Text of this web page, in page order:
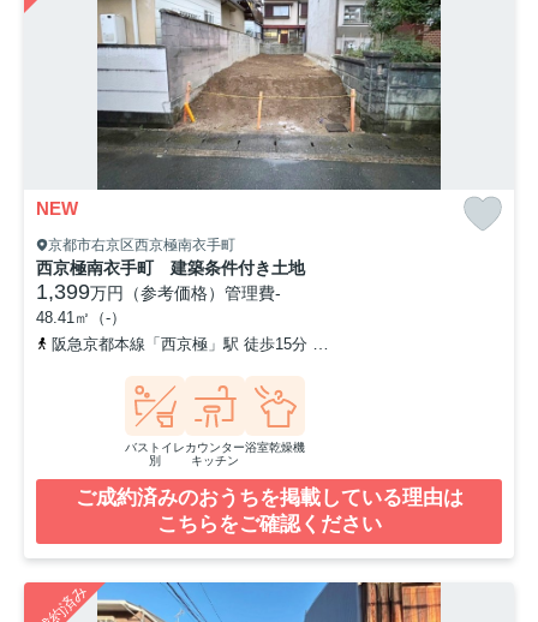
NEW
京都市右京区西京極南衣手町
西京極南衣手町 建築条件付き土地
1,399万円（参考価格） 管理費-
48.41㎡（-）
阪急京都本線「西京極」駅 徒歩15分
バストイレ
別
カウンター
キッチン
浴室乾燥機
ご成約済みのおうちを掲載している理由は
こちらをご確認ください